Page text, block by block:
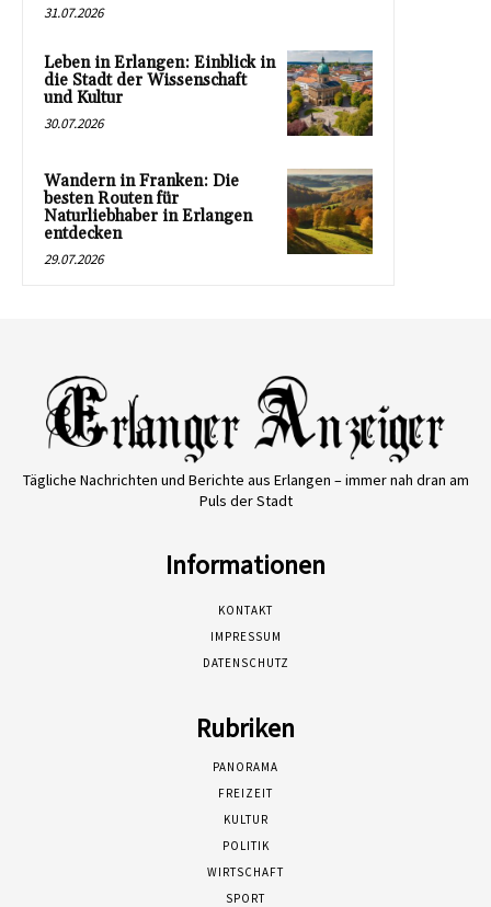
31.07.2026
Leben in Erlangen: Einblick in
die Stadt der Wissenschaft
und Kultur
30.07.2026
Wandern in Franken: Die
besten Routen für
Naturliebhaber in Erlangen
entdecken
29.07.2026
Tägliche Nachrichten und Berichte aus Erlangen – immer nah dran am
Puls der Stadt
Informationen
KONTAKT
IMPRESSUM
DATENSCHUTZ
Rubriken
PANORAMA
FREIZEIT
KULTUR
POLITIK
WIRTSCHAFT
SPORT